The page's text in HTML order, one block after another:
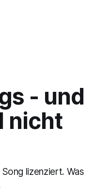
- und
nicht
lizenziert. Was